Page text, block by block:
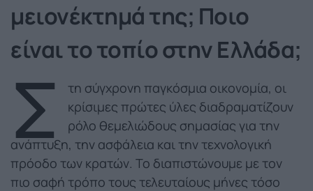
μειονέκτημά της; Ποιο
είναι το τοπίο στην Ελλάδα;
Σ
τη σύγχρονη παγκόσμια οικονομία, οι
κρίσιμες πρώτες ύλες διαδραματίζουν
ρόλο θεμελιώδους σημασίας για την
ανάπτυξη, την ασφάλεια και την τεχνολογική
πρόοδο των κρατών. Το διαπιστώνουμε με τον
πιο σαφή τρόπο τους τελευταίους μήνες τόσο